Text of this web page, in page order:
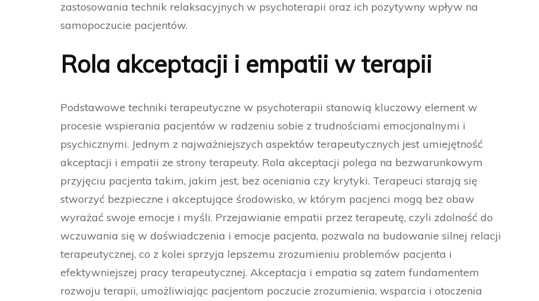
zastosowania technik relaksacyjnych w psychoterapii oraz ich pozytywny wpływ na
samopoczucie pacjentów.
Rola akceptacji i empatii w terapii
Podstawowe techniki terapeutyczne w psychoterapii stanowią kluczowy element w
procesie wspierania pacjentów w radzeniu sobie z trudnościami emocjonalnymi i
psychicznymi. Jednym z najważniejszych aspektów terapeutycznych jest umiejętność
akceptacji i empatii ze strony terapeuty. Rola akceptacji polega na bezwarunkowym
przyjęciu pacjenta takim, jakim jest, bez oceniania czy krytyki. Terapeuci starają się
stworzyć bezpieczne i akceptujące środowisko, w którym pacjenci mogą bez obaw
wyrażać swoje emocje i myśli. Przejawianie empatii przez terapeutę, czyli zdolność do
wczuwania się w doświadczenia i emocje pacjenta, pozwala na budowanie silnej relacji
terapeutycznej, co z kolei sprzyja lepszemu zrozumieniu problemów pacjenta i
efektywniejszej pracy terapeutycznej. Akceptacja i empatia są zatem fundamentem
rozwoju terapii, umożliwiając pacjentom poczucie zrozumienia, wsparcia i otoczenia